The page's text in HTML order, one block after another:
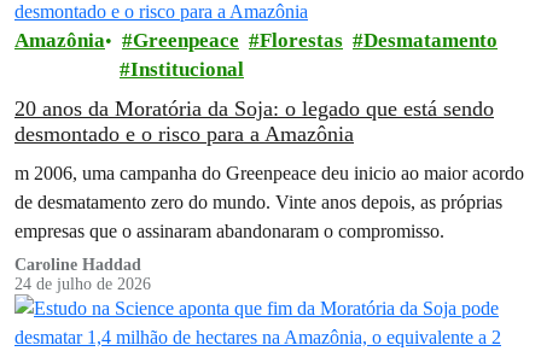
Amazônia Greenpeace Florestas
Desmatamento
Institucional
20 anos da Moratória da Soja: o legado que está sendo
desmontado e o risco para a Amazônia
m 2006, uma campanha do Greenpeace deu inicio ao maior acordo
de desmatamento zero do mundo. Vinte anos depois, as próprias
empresas que o assinaram abandonaram o compromisso.
Caroline Haddad
24 de julho de 2026